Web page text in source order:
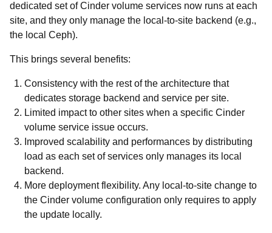
dedicated set of Cinder volume services now runs at each
site, and they only manage the local-to-site backend (e.g.,
the local Ceph).
This brings several benefits:
Consistency with the rest of the architecture that
dedicates storage backend and service per site.
Limited impact to other sites when a specific Cinder
volume service issue occurs.
Improved scalability and performances by distributing
load as each set of services only manages its local
backend.
More deployment flexibility. Any local-to-site change to
the Cinder volume configuration only requires to apply
the update locally.